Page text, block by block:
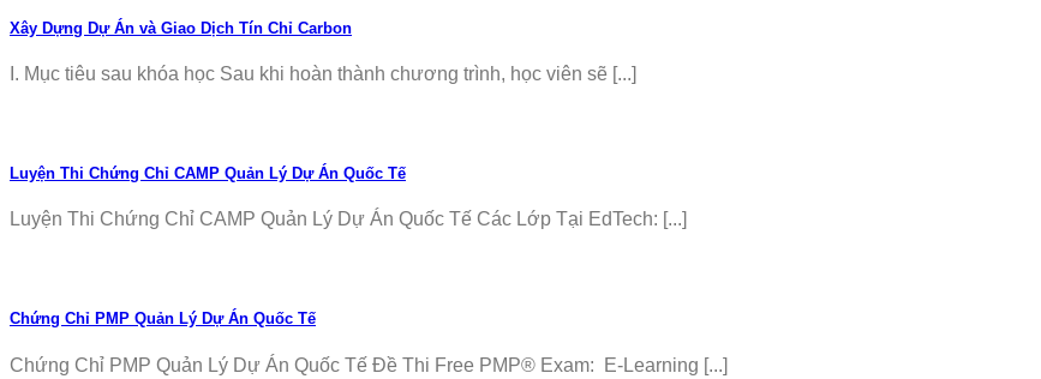
Xây Dựng Dự Án và Giao Dịch Tín Chỉ Carbon
I. Mục tiêu sau khóa học Sau khi hoàn thành chương trình, học viên sẽ [...]
Luyện Thi Chứng Chỉ CAMP Quản Lý Dự Án Quốc Tế
Luyện Thi Chứng Chỉ CAMP Quản Lý Dự Án Quốc Tế Các Lớp Tại EdTech: [...]
Chứng Chỉ PMP Quản Lý Dự Án Quốc Tế
Chứng Chỉ PMP Quản Lý Dự Án Quốc Tế Đề Thi Free PMP® Exam: E-Learning [...]